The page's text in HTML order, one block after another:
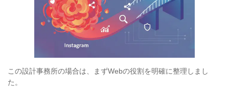
この設計事務所の場合は、まずWebの役割を明確に整理しまし
た。